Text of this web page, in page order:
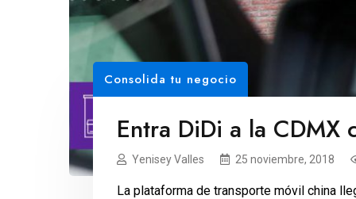
Consolida tu negocio
Entra DiDi a la CDMX
Yenisey Valles 25 noviembre, 2018
La plataforma de transporte móvil china